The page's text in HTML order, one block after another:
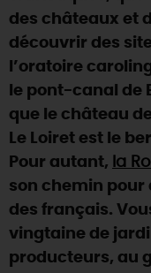
des châteaux et
découvrir des
l’oratoire
le pont-canal de
que le château
Le Loiret est le
Pour autant, la
son chemin pour
des français.
vingtaine de
producteurs, au